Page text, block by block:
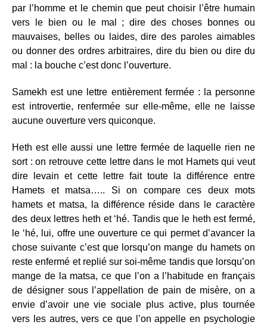
par l’homme et le chemin que peut choisir l’être humain
vers le bien ou le mal ; dire des choses bonnes ou
mauvaises, belles ou laides, dire des paroles aimables
ou donner des ordres arbitraires, dire du bien ou dire du
mal : la bouche c’est donc l’ouverture.
Samekh est une lettre entièrement fermée : la personne
est introvertie, renfermée sur elle-même, elle ne laisse
aucune ouverture vers quiconque.
Heth est elle aussi une lettre fermée de laquelle rien ne
sort : on retrouve cette lettre dans le mot Hamets qui veut
dire levain et cette lettre fait toute la différence entre
Hamets et matsa….. Si on compare ces deux mots
hamets et matsa, la différence réside dans le caractère
des deux lettres heth et ‘hé. Tandis que le heth est fermé,
le ‘hé, lui, offre une ouverture ce qui permet d’avancer la
chose suivante c’est que lorsqu’on mange du hamets on
reste enfermé et replié sur soi-même tandis que lorsqu’on
mange de la matsa, ce que l’on a l’habitude en français
de désigner sous l’appellation de pain de misère, on a
envie d’avoir une vie sociale plus active, plus tournée
vers les autres, vers ce que l’on appelle en psychologie